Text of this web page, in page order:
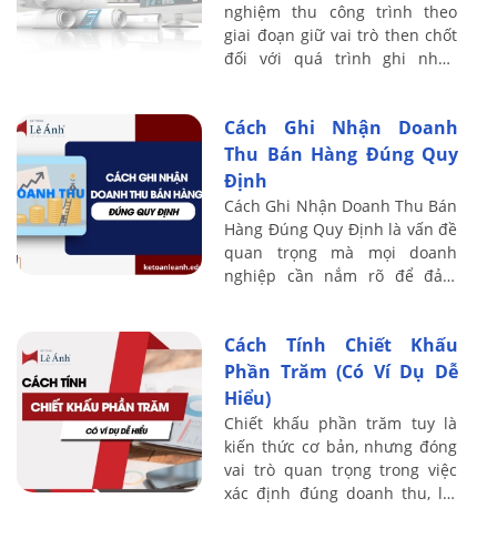
nghiệm thu công trình theo
giai đoạn giữ vai trò then chốt
đối với quá trình ghi nhận
đoạn ...
Cách Ghi Nhận Doanh
Thu Bán Hàng Đúng Quy
Định
Cách Ghi Nhận Doanh Thu Bán
Hàng Đúng Quy Định là vấn đề
quan trọng mà mọi doanh
nghiệp cần nắm rõ để đảm
ghi nhận sai có ...
Cách Tính Chiết Khấu
Phần Trăm (Có Ví Dụ Dễ
Hiểu)
Chiết khấu phần trăm tuy là
kiến thức cơ bản, nhưng đóng
vai trò quan trọng trong việc
xác định đúng doanh thu, lợi